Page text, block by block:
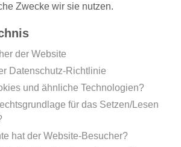
Zwecke wir sie nutzen.
der Website
Datenschutz-Richtlinie
und ähnliche Technologien?
für das Setzen/Lesen
hat der Website-Besucher?